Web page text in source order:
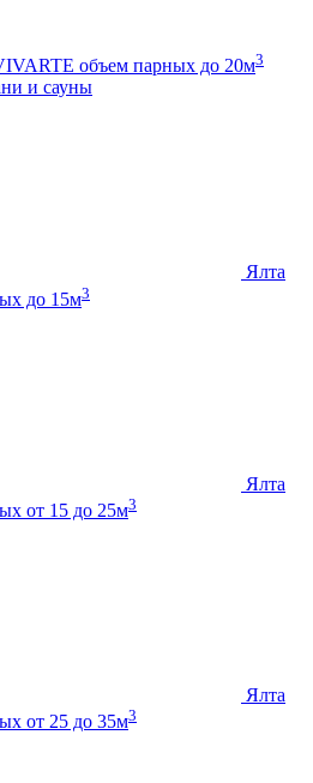
объем парных до 20м3
и сауны
Ялта
до 15м3
Ялта
от 15 до 25м3
Ялта
от 25 до 35м3